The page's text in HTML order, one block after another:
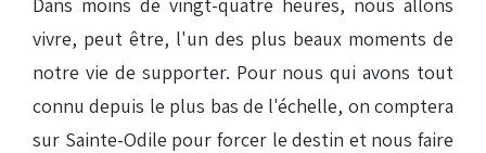
vivre, peut être, l'un des plus beaux moments de
notre vie de supporter. Pour nous qui avons tout
connu depuis le plus bas de l'échelle, on comptera
sur Sainte-Odile pour forcer le destin et nous faire